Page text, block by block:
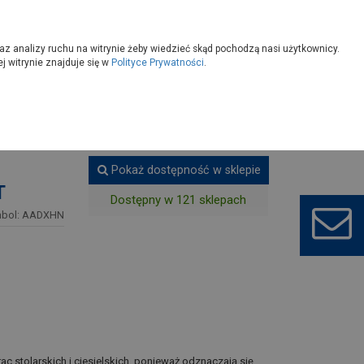
AADXHN
Pokaż dostępność w sklepie
Dostępny w 121 sklepach
stolarskich i ciesielskich, ponieważ odznaczają się
analizy ruchu na witrynie żeby wiedzieć skąd pochodzą nasi użytkownicy.
witrynie znajduje się w Polityce Prywatności.